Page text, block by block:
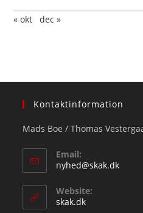
« okt dec »
Kontaktinformation
Mads Boe / Thomas
Email:
nyhed@skak.dkOpens
Website:
skak.dk